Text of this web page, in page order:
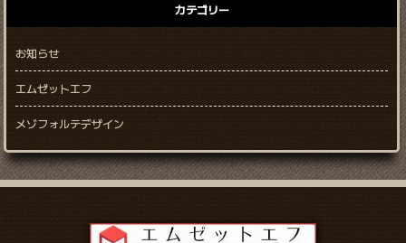
カテゴリー
お知らせ
エムゼットエフ
メゾフォルテデザイン